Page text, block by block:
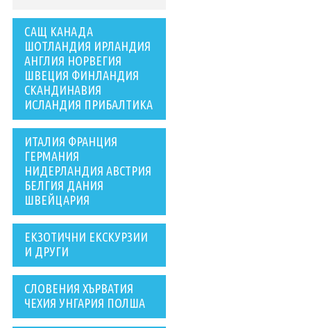
САЩ КАНАДА
ШОТЛАНДИЯ ИРЛАНДИЯ
АНГЛИЯ НОРВЕГИЯ
ШВЕЦИЯ ФИНЛАНДИЯ
СКАНДИНАВИЯ
ИСЛАНДИЯ ПРИБАЛТИКА
ИТАЛИЯ ФРАНЦИЯ
ГЕРМАНИЯ
НИДЕРЛАНДИЯ АВСТРИЯ
БЕЛГИЯ ДАНИЯ
ШВЕЙЦАРИЯ
ЕКЗОТИЧНИ ЕКСКУРЗИИ
И ДРУГИ
СЛОВЕНИЯ ХЪРВАТИЯ
ЧЕХИЯ УНГАРИЯ ПОЛША